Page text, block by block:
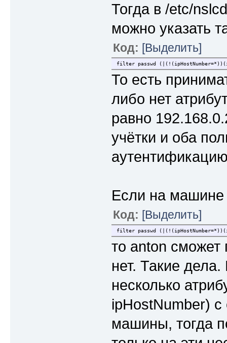
Тогда в /etc/
можно указать
Код: [Выделить]
filter passwd
То есть
либо нет
равно
учётки и оба
Если на машине
Код: [Выделить]
filter passwd
то anton сможет
нет. Такие дела.
несколько
ipHostNumber)
машины, тогда